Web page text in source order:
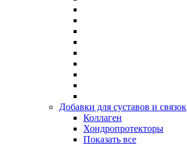
Добавки для суставов и связок
Коллаген
Хондропротекторы
Показать все